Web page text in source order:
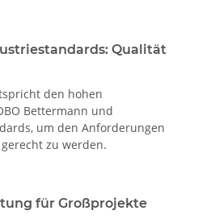
Qualität
den hohen
Bettermann und
um den Anforderungen
zu werden.
für Großprojekte